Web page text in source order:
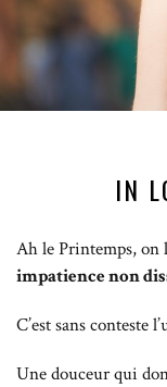
IN
Ah le Printemps, on
impatience non
C’est sans conteste
Une douceur qui